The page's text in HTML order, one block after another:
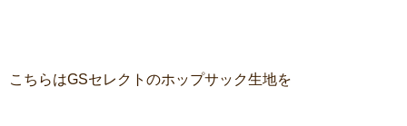
こちらはGSセレクトのホップサック生地を